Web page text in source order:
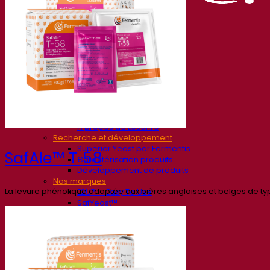
Société
À propos
Expert en fermentation
À propos de Lesaffre
Recherche et développement
Superior Yeast par Fermentis
Caractérisation produits
Développement de produits
Nos marques
E2U™ – Easy To Use
SafYeast™
Autres services
Fabrication à façon
Dégustations de boissons
SafAle™ T‑58
La levure phénolique adaptée aux bières anglaises et belges de